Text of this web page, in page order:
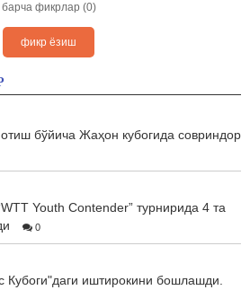
барча фикрлар (0)
фикр ёзиш
бўйича Жаҳон кубогида совриндор
Youth Contender” турнирида 4 та
0
Кубоги"даги иштирокини бошлашди.